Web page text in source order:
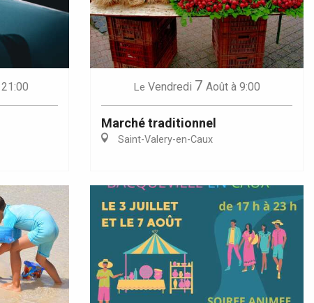
Le Vendredi 7 Août à 9:00
Marché traditionnel
Saint-Valery-en-Caux